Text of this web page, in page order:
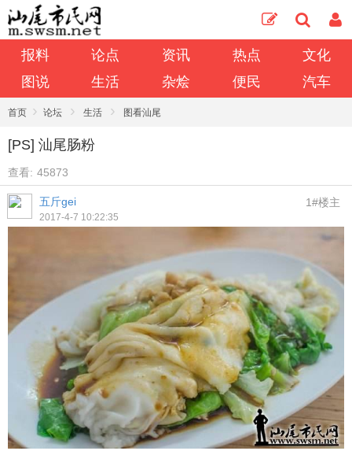
报料 论点 资讯 热点
文化
图说
生活 杂烩 便民 汽车
首页 › 论坛 › 生活 › 图看汕尾
[PS] 汕尾肠粉
查看: 45873
五斤gei
2017-4-7 10:22:35
1#楼主